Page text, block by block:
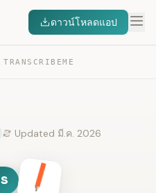
ดาวน์โหลดแอป
Updated มี.ค. 2026